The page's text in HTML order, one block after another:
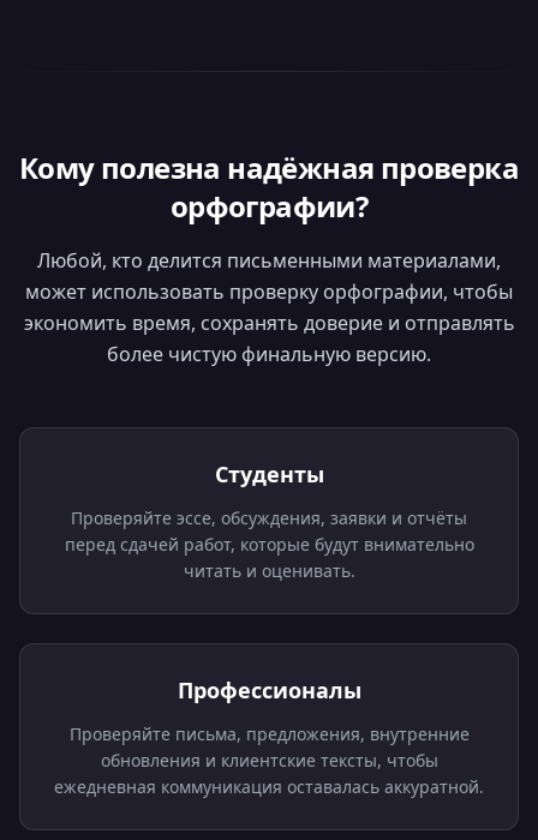
Кому полезна надёжная проверка
орфографии?
Любой, кто делится письменными материалами,
может использовать проверку орфографии, чтобы
экономить время, сохранять доверие и отправлять
более чистую финальную версию.
Студенты
Проверяйте эссе, обсуждения, заявки и отчёты
перед сдачей работ, которые будут внимательно
читать и оценивать.
Профессионалы
Проверяйте письма, предложения, внутренние
обновления и клиентские тексты, чтобы
ежедневная коммуникация оставалась аккуратной.